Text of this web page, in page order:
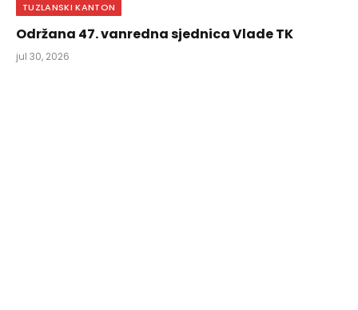
TUZLANSKI KANTON
Održana 47. vanredna sjednica Vlade TK
jul 30, 2026